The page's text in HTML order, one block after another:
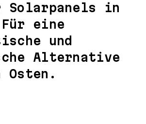
Solarpanels in
eine
und
Alternative
Osten.